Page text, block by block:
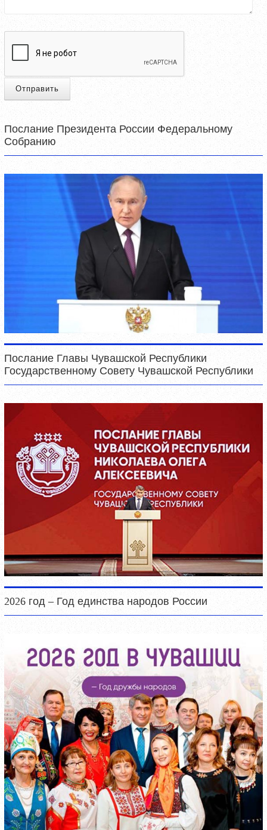
Отправить
Послание Президента России Федеральному
Собранию
Послание Главы Чувашской Республики
Государственному Совету Чувашской Республики
2026 год – Год единства народов России